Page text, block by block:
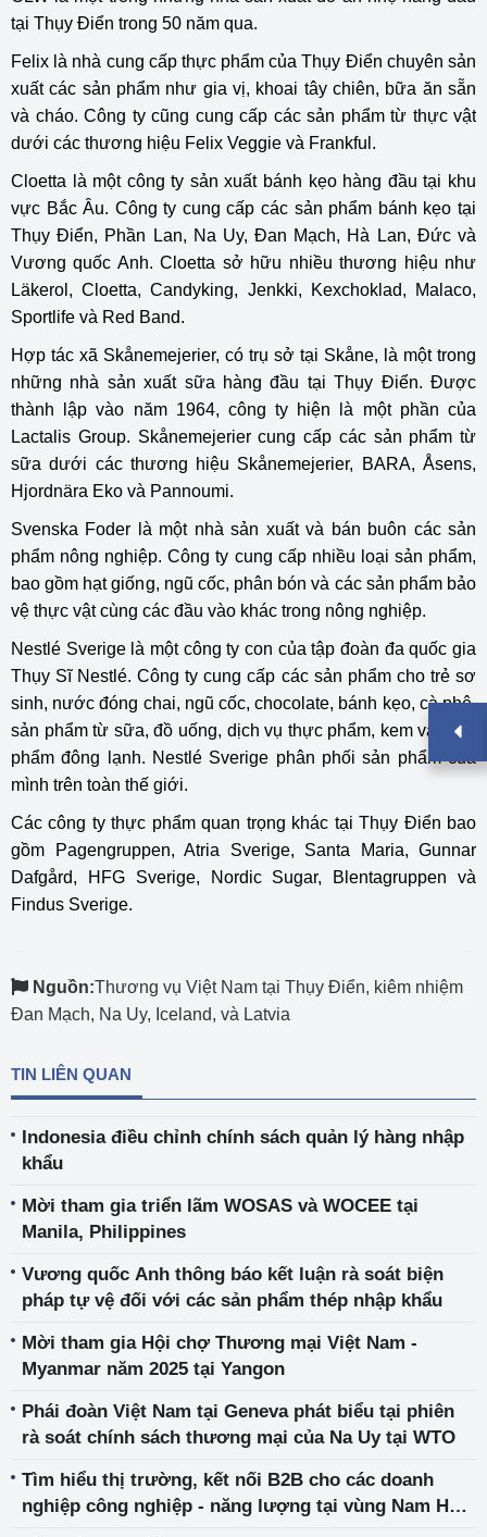
tại Thụy Điển trong 50 năm qua.
Felix là nhà cung cấp thực phẩm của Thụy Điển chuyên sản
xuất các sản phẩm như gia vị, khoai tây chiên, bữa ăn sẵn
và cháo. Công ty cũng cung cấp các sản phẩm từ thực vật
dưới các thương hiệu Felix Veggie và Frankful.
Cloetta là một công ty sản xuất bánh kẹo hàng đầu tại khu
vực Bắc Âu. Công ty cung cấp các sản phẩm bánh kẹo tại
Thụy Điển, Phần Lan, Na Uy, Đan Mạch, Hà Lan, Đức và
Vương quốc Anh. Cloetta sở hữu nhiều thương hiệu như
Läkerol, Cloetta, Candyking, Jenkki, Kexchoklad, Malaco,
Sportlife và Red Band.
Hợp tác xã Skånemejerier, có trụ sở tại Skåne, là một trong
những nhà sản xuất sữa hàng đầu tại Thụy Điển. Được
thành lập vào năm 1964, công ty hiện là một phần của
Lactalis Group. Skånemejerier cung cấp các sản phẩm từ
sữa dưới các thương hiệu Skånemejerier, BARA, Åsens,
Hjordnära Eko và Pannoumi.
Svenska Foder là một nhà sản xuất và bán buôn các sản
phẩm nông nghiệp. Công ty cung cấp nhiều loại sản phẩm,
bao gồm hạt giống, ngũ cốc, phân bón và các sản phẩm bảo
vệ thực vật cùng các đầu vào khác trong nông nghiệp.
Nestlé Sverige là một công ty con của tập đoàn đa quốc gia
Thụy Sĩ Nestlé. Công ty cung cấp các sản phẩm cho trẻ sơ
sinh, nước đóng chai, ngũ cốc, chocolate, bánh kẹo, cà phê,
sản phẩm từ sữa, đồ uống, dịch vụ thực phẩm, kem và thực
phẩm đông lạnh. Nestlé Sverige phân phối sản phẩm của
mình trên toàn thế giới.
Các công ty thực phẩm quan trọng khác tại Thụy Điển bao
gồm Pagengruppen, Atria Sverige, Santa Maria, Gunnar
Dafgård, HFG Sverige, Nordic Sugar, Blentagruppen và
Findus Sverige.
Nguồn:Thương vụ Việt Nam tại Thụy Điển, kiêm nhiệm
Đan Mạch, Na Uy, Iceland, và Latvia
TIN LIÊN QUAN
Indonesia điều chỉnh chính sách quản lý hàng nhập
khẩu
Mời tham gia triển lãm WOSAS và WOCEE tại
Manila, Philippines
Vương quốc Anh thông báo kết luận rà soát biện
pháp tự vệ đối với các sản phẩm thép nhập khẩu
Mời tham gia Hội chợ Thương mại Việt Nam -
Myanmar năm 2025 tại Yangon
Phái đoàn Việt Nam tại Geneva phát biểu tại phiên
rà soát chính sách thương mại của Na Uy tại WTO
Tìm hiểu thị trường, kết nối B2B cho các doanh
nghiệp công nghiệp - năng lượng tại vùng Nam Hoa